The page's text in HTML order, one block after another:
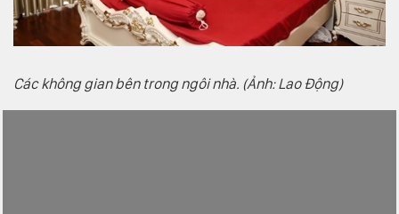
Các không gian bên trong ngôi nhà. (Ảnh: Lao Động)